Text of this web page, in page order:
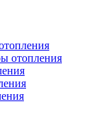
отопления